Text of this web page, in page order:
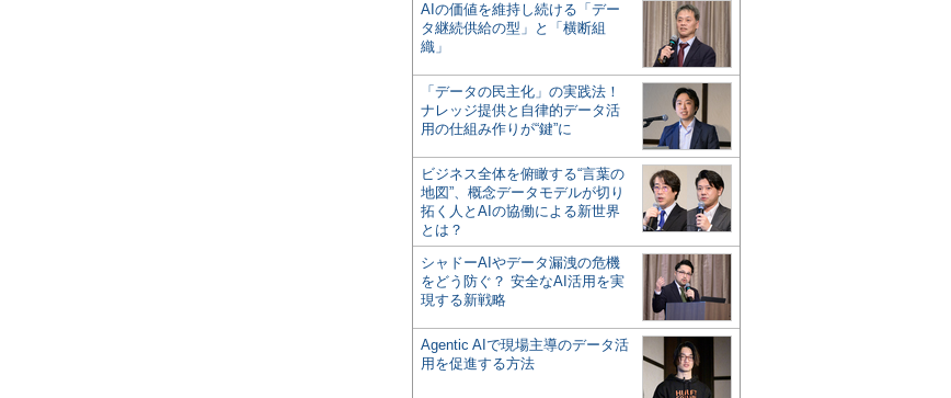
AIの価値を維持し続ける「デー
タ継続供給の型」と「横断組
織」
「データの民主化」の実践法！
ナレッジ提供と自律的データ活
用の仕組み作りが“鍵”に
ビジネス全体を俯瞰する“言葉の
地図”、概念データモデルが切り
拓く人とAIの協働による新世界
とは？
シャドーAIやデータ漏洩の危機
をどう防ぐ？ 安全なAI活用を実
現する新戦略
Agentic AIで現場主導のデータ活
用を促進する方法